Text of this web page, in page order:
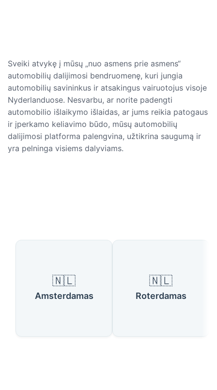
Sveiki atvykę į mūsų „nuo asmens prie asmens“
automobilių dalijimosi bendruomenę, kuri jungia
automobilių savininkus ir atsakingus vairuotojus visoje
Nyderlanduose. Nesvarbu, ar norite padengti
automobilio išlaikymo išlaidas, ar jums reikia patogaus
ir įperkamo keliavimo būdo, mūsų automobilių
dalijimosi platforma palengvina, užtikrina saugumą ir
yra pelninga visiems dalyviams.
Galimos šalys
🇳🇱
Amsterdamas
🇳🇱
Roterdamas